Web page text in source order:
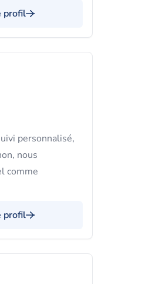
profil
personnalisé,
nous
comme
profil